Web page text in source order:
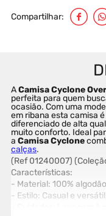
Compartilhar
A Camisa Cyclone
perfeita para quem
ocasião. Com uma
em ribana esta camisa
diferenciado de alta
muito conforto. Ideal
a Camisa Cyclone
calças.
(Ref 01240007)
Características:
- Material: 100%
- Estilo: Casual e